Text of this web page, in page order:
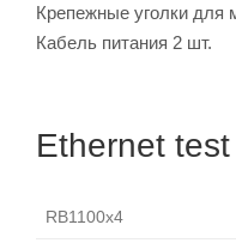
Крепежные уголки для
Кабель питания 2 шт.
Ethernet
RB1100x4